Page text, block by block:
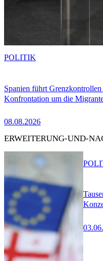
Spanien führt
Konfrontation um die
08.08.2026
POLITIK
ERWEITERUNG-UND-